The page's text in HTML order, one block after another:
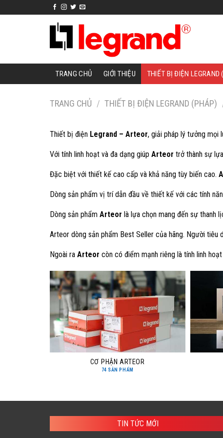
to
TRANG CHỦ GIỚI THIỆU THIẾT BỊ ĐIỆN LEGRAND
TRANG CHỦ / THIẾT BỊ ĐIỆN LEGRAND (PHÁP)
Thiết bị điện Legrand – Arteor, giải pháp lý tưởng mọi
Với tính linh hoạt và đa dạng giúp Arteor trở thành sự
Đặc biệt với thiết kế cao cấp và khả năng tùy biến cao.
Dòng sản phẩm vị trí dẫn đầu về thiết kế với các tính
Dòng sản phẩm Arteor là lựa chọn mang đến sự thanh
Arteor dòng sản phẩm Best Seller của hãng. Người tiêu
Ngoài ra Arteor còn có điểm mạnh riêng là tính linh
CƠ PHẬN ARTEOR
74 SẢN PHẨM
TIN TỨC MỚI